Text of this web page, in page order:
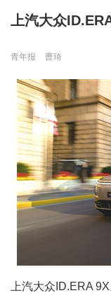
上汽大众
青年报 曹琦
上汽大众ID.ERA